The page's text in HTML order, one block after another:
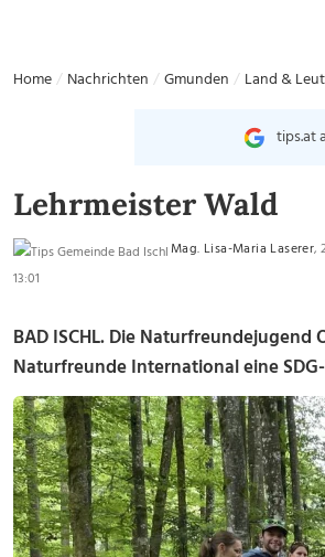
Home Nachrichten Gmunden Land &
tips.at
Lehrmeister Wald
Mag. Lisa-Maria Laserer,
13:01
BAD ISCHL.Die Naturfreundejugend
Naturfreunde International eine